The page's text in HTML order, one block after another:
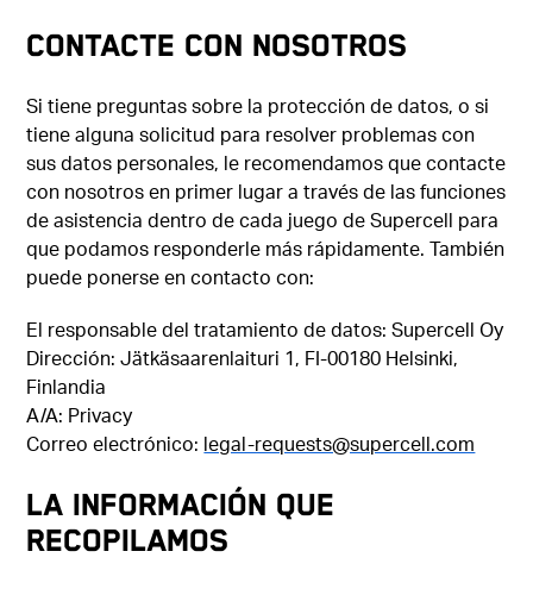
CONTACTE CON NOSOTROS
Si tiene preguntas sobre la protección de datos, o si
tiene alguna solicitud para resolver problemas con
sus datos personales, le recomendamos que contacte
con nosotros en primer lugar a través de las funciones
de asistencia dentro de cada juego de Supercell para
que podamos responderle más rápidamente. También
puede ponerse en contacto con:
El responsable del tratamiento de datos: Supercell Oy
Dirección: Jätkäsaarenlaituri 1, FI-00180 Helsinki,
Finlandia
A/A: Privacy
Correo electrónico: legal-requests@supercell.com
LA INFORMACIÓN QUE
RECOPILAMOS